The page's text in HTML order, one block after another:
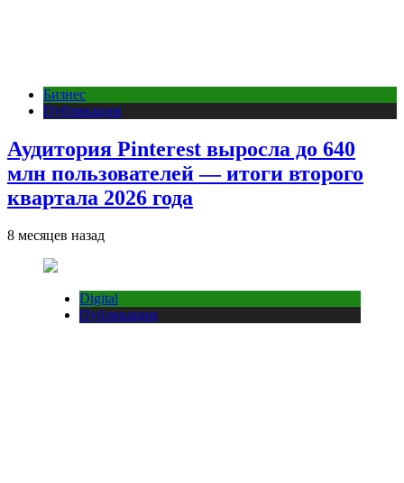
Бизнес
Публикации
Аудитория Pinterest выросла до 640
млн пользователей — итоги второго
квартала 2026 года
8 месяцев назад
Digital
Публикации